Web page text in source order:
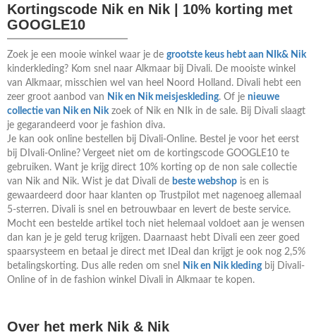
Kortingscode Nik en Nik | 10% korting met
GOOGLE10
Zoek je een mooie winkel waar je de grootste keus hebt aan NIk& Nik
kinderkleding? Kom snel naar Alkmaar bij Divali. De mooiste winkel
van Alkmaar, misschien wel van heel Noord Holland. Divali hebt een
zeer groot aanbod van Nik en Nik meisjeskleding. Of je nieuwe
collectie van Nik en Nik zoek of Nik en NIk in de sale. Bij Divali slaagt
je gegarandeerd voor je fashion diva.
Je kan ook online bestellen bij Divali-Online. Bestel je voor het eerst
bij DIvali-Online? Vergeet niet om de kortingscode GOOGLE10 te
gebruiken. Want je krijg direct 10% korting op de non sale collectie
van Nik and Nik. Wist je dat Divali de beste webshop is en is
gewaardeerd door haar klanten op Trustpilot met nagenoeg allemaal
5-sterren. Divali is snel en betrouwbaar en levert de beste service.
Mocht een bestelde artikel toch niet helemaal voldoet aan je wensen
dan kan je je geld terug krijgen. Daarnaast hebt Divali een zeer goed
spaarsysteem en betaal je direct met IDeal dan krijgt je ook nog 2,5%
betalingskorting. Dus alle reden om snel
Nik en Nik kledingbij Divali-
Online of in de fashion winkel Divali in Alkmaar te kopen.
Over het merk Nik & Nik